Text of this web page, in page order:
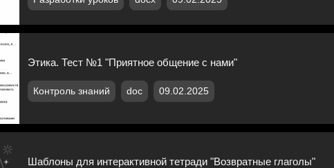
Этика. Тест №1 "Приятное общение с нами"
Контроль знаний doc 09.02.2025
Шаблоны для интерактивной тетради "Возвратные глаголы"